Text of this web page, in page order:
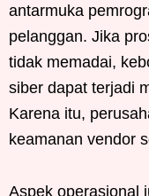
antarmuka
pelanggan. Jika
tidak memadai,
siber dapat terjadi
Karena itu,
keamanan vendor
Aspek operasional